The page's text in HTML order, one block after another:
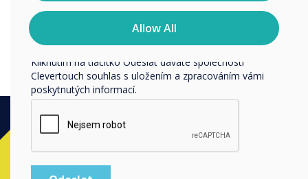
Ready to buy?
Allow All
Informace o tom, jak shromažďujeme a používáme vaše
osobní údaje, najdete v našich zásadách ochrany
osobních údajů.
Kliknutím na tlačítko Odeslat dáváte společnosti
Clevertouch souhlas s uložením a zpracováním vámi
poskytnutých informací.